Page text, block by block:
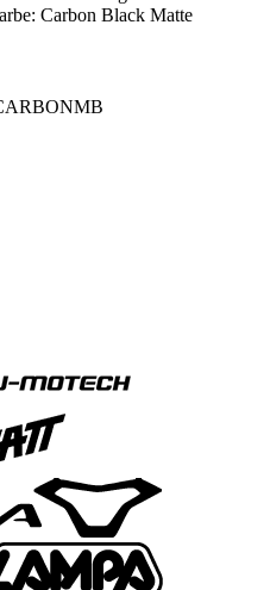
Carbon Black Matte